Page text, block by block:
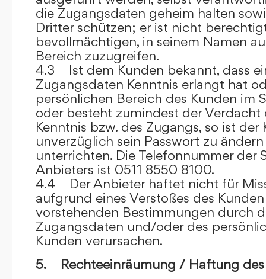
die Zugangsdaten geheim halten
Dritter schützen; er ist nicht
bevollmächtigen, in seinem Namen
Bereich zuzugreifen.
4.3 Ist dem Kunden bekannt, dass
Zugangsdaten Kenntnis erlangt hat
persönlichen Bereich des Kunden im
oder besteht zumindest der Verdacht
Kenntnis bzw. des Zugangs, so ist
unverzüglich sein Passwort zu
unterrichten. Die Telefonnummer der
Anbieters ist 0511 8550 8100.
4.4 Der Anbieter haftet nicht für
aufgrund eines Verstoßes des
vorstehenden Bestimmungen durch
Zugangsdaten und/oder des
Kunden verursachen.
5. Rechteeinräumung / Haftung des